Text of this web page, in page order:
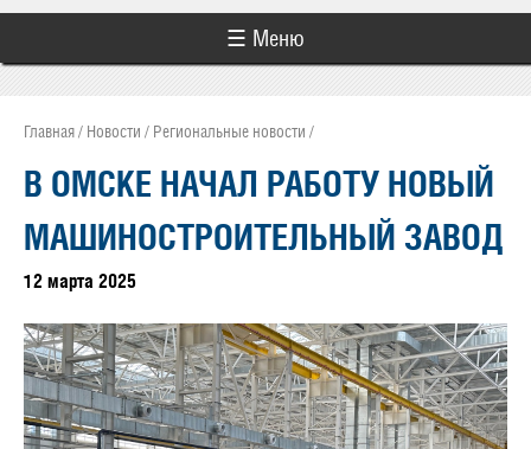
☰ Меню
Главная/ Новости / Региональные новости /
В ОМСКЕ НАЧАЛ РАБОТУ НОВЫЙ
МАШИНОСТРОИТЕЛЬНЫЙ ЗАВОД
12 марта 2025